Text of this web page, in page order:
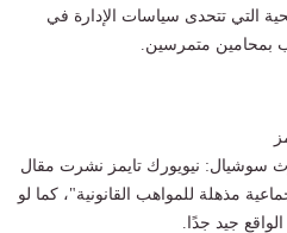
التي تتحدى سياسات الإدارة في
بمحامين متمرسين.
نيويورك تايمز نشرت مقال
مذهلة للمواهب القانونية"، كما لو
جيد جدًا.